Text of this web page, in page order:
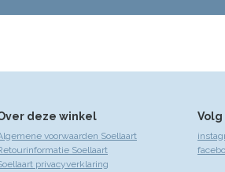
deze winkel
voorwaarden Soellaart
Soellaart
privacyverklaring
Volg